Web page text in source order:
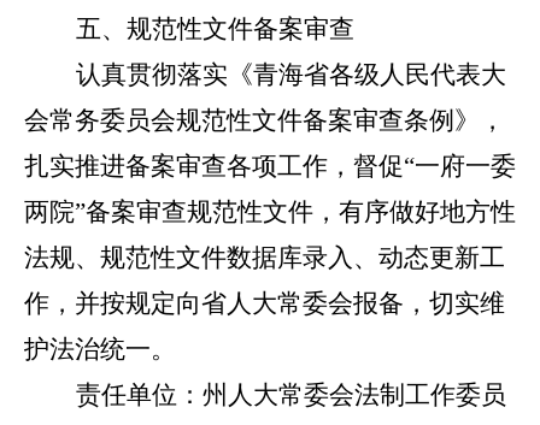
五、规范性文件备案审查
认真贯彻落实《青海省各级人民代表大
会常务委员会规范性文件备案审查条例》，
扎实推进备案审查各项工作，督促“一府一委
两院”备案审查规范性文件 ， 有序做好地方性
法规、规范性文件数据库录入、动态更新工
作 ， 并按规定向省人大常委会报备，切实维
护法治统一。
责任单位：州人大常委会法制工作委员